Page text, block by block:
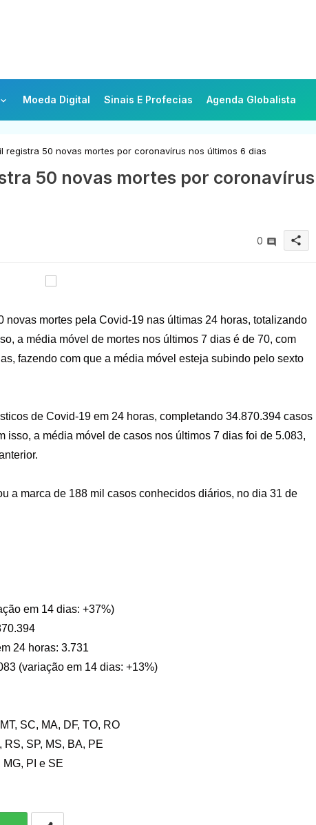
Moeda Digital Sinais E Profecias Agenda Globalista
registra 50 novas mortes por coronavírus nos últimos 6 dias
50 novas mortes por coronavírus
0 share
novas mortes pela Covid-19 nas últimas 24 horas, totalizando
a média móvel de mortes nos últimos 7 dias é de 70, com
fazendo com que a média móvel esteja subindo pelo sexto
de Covid-19 em 24 horas, completando 34.870.394 casos
a média móvel de casos nos últimos 7 dias foi de 5.083,
a marca de 188 mil casos conhecidos diários, no dia 31 de
em 14 dias: +37%)
24 horas: 3.731
(variação em 14 dias: +13%)
SC, MA, DF, TO, RO
RS, SP, MS, BA, PE
PI e SE